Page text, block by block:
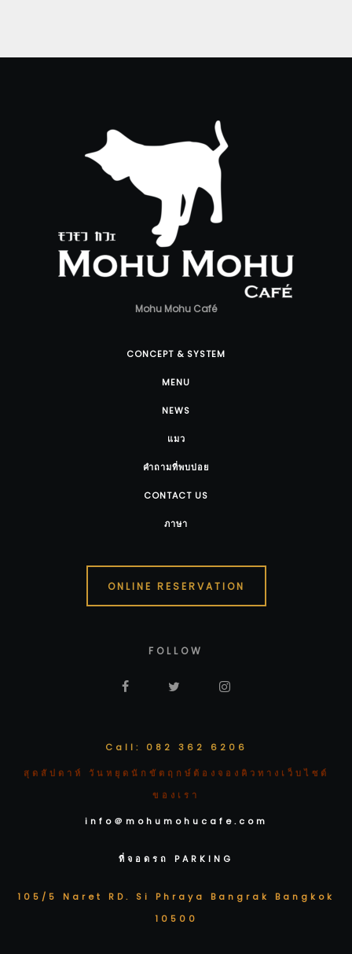
Mohu Mohu Café
CONCEPT & SYSTEM
MENU
NEWS
แมว
คำถามที่พบบ่อย
CONTACT US
ภาษา
ONLINE RESERVATION
FOLLOW
Call: 082 362 6206
สุดสัปดาห์ วันหยุดนักขัตฤกษ์ต้องจองคิวทางเว็บไซต์
ของเรา
info＠mohumohucafe.com
ที่จอดรถ PARKING
105/5 Naret RD. Si Phraya Bangrak Bangkok
10500